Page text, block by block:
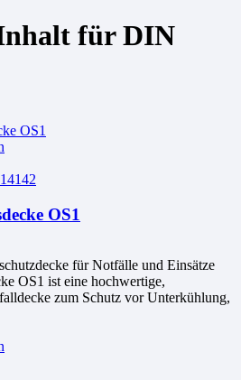
für DIN
OS1
für Notfälle und Einsätze
OS1 ist eine hochwertige,
zum Schutz vor Unterkühlung,